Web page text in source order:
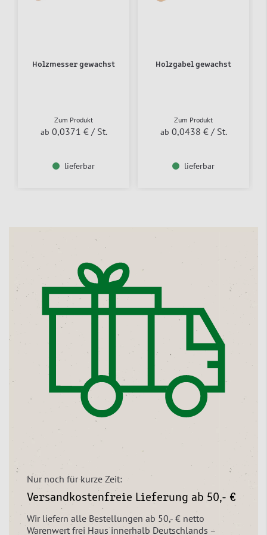
Holzmesser gewachst
Zum Produkt
ab 0,0371 € / St.
lieferbar
Holzgabel gewachst
Zum Produkt
ab 0,0438 € / St.
lieferbar
Nur noch für kurze Zeit:
Versandkostenfreie Lieferung ab 50,- €
Wir liefern alle Bestellungen ab 50,- € netto
Warenwert frei Haus innerhalb Deutschlands –